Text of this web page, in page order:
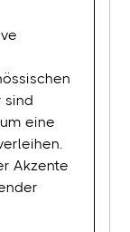
sind
eine
Akzente